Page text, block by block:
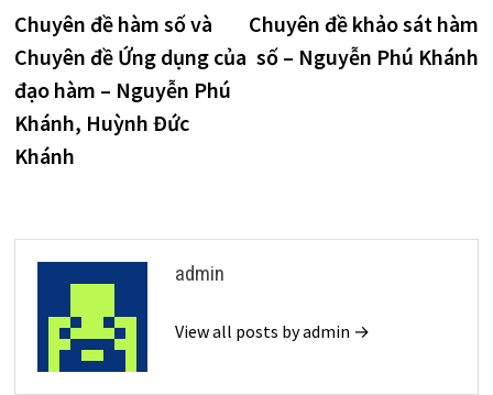
hướng
bài
viết
post:
Chuyên đề hàm số và
Chuyên đề Ứng dụng của
đạo hàm – Nguyễn Phú
Khánh, Huỳnh Đức
Khánh
Chuyên đề khảo sát hàm
số – Nguyễn Phú Khánh
admin
View all posts by admin →